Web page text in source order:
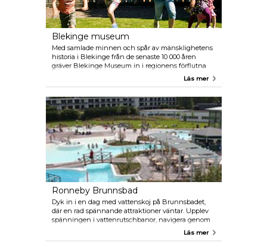
Blekinge museum
Med samlade minnen och spår av mänsklighetens
historia i Blekinge från de senaste 10 000 åren
gräver Blekinge Museum in i regionens förflutna
och avslöjar berättelser om lokala affärer som fiske,
bevarad 1700-talsbostad prydd med ett omfattande
utbud av vintageartefakter.
Läs mer
Ronneby Brunnsbad
Dyk in i en dag med vattenskoj på Brunnsbadet,
där en rad spännande attraktioner väntar. Upplev
spänningen i vattenrutschbanor, navigera genom
strömkanaler och njut av lagunernas lugnandeLäs mer